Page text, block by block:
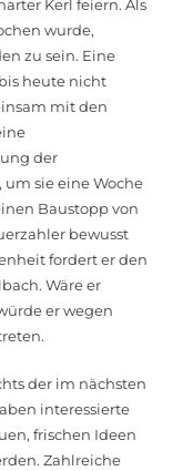
Kerl feiern. Als
wurde,
zu sein. Eine
heute nicht
mit den
der
sie eine Woche
Baustopp von
bewusst
fordert er den
Wäre er
er wegen
der im nächsten
interessierte
frischen Ideen
Zahlreiche